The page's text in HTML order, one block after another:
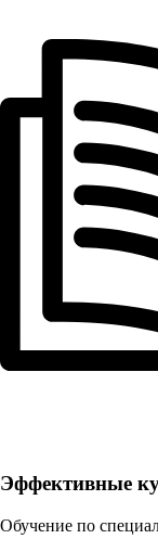
Эффективные
Обучение по